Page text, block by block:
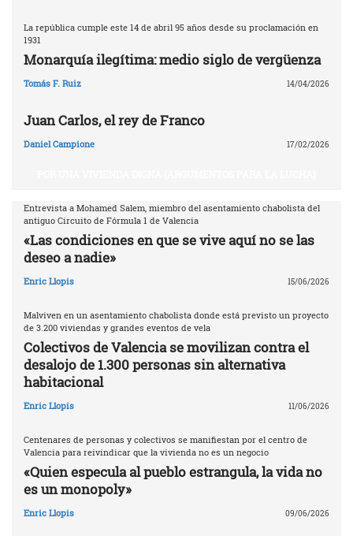
La república cumple este 14 de abril 95 años desde su proclamación en
1931
Monarquía ilegítima: medio siglo de vergüenza
Tomás F. Ruiz 14/04/2026
Juan Carlos, el rey de Franco
Daniel Campione 17/02/2026
Entrevista a Mohamed Salem, miembro del asentamiento chabolista del
antiguo Circuito de Fórmula 1 de Valencia
«Las condiciones en que se vive aquí no se las
deseo a nadie»
Enric Llopis 15/06/2026
Malviven en un asentamiento chabolista donde está previsto un proyecto
de 3.200 viviendas y grandes eventos de vela
Colectivos de Valencia se movilizan contra el
desalojo de 1.300 personas sin alternativa
habitacional
Enric Llopis 11/06/2026
Centenares de personas y colectivos se manifiestan por el centro de
Valencia para reivindicar que la vivienda no es un negocio
«Quien especula al pueblo estrangula, la vida no
es un monopoly»
Enric Llopis 09/06/2026